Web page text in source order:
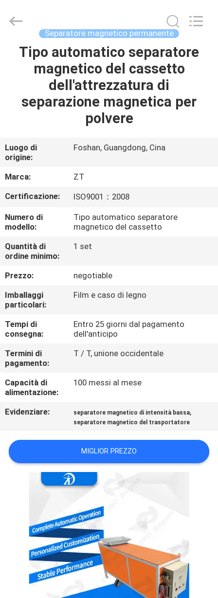
CASA
PRODOTTI
CIRCA
GIRO
DELLA
FABBRICA
CONTROLLO
DI
QUALITÀ
CONTATTICI
NOTIZIE
E
CONOSCENZE
CASI
MAPPA
SITO
PRIVACY
Machinery
Reserved.
Separatore magnetico permanente
Tipo automatico separatore
magnetico del cassetto
dell'attrezzatura di
separazione magnetica per
polvere
Luogo di
origine:
Foshan, Guangdong, Cina
Marca:
ZT
Certificazione:
ISO9001：2008
Numero di
modello:
Tipo automatico separatore
magnetico del cassetto
Quantità di
ordine minimo:
1 set
Prezzo:
negotiable
Imballaggi
particolari:
Film e caso di legno
Tempi di
consegna:
Entro 25 giorni dal pagamento
dell'anticipo
Termini di
pagamento:
T / T, unione occidentale
Capacità di
alimentazione:
100 messi al mese
Evidenziare: separatore magnetico di intensità bassa,
separatore magnetico del trasportatore
MIGLIOR PREZZO